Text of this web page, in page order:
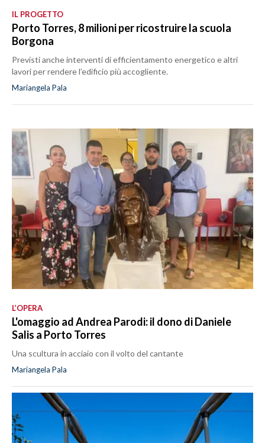
IL PROGETTO
Porto Torres, 8 milioni per ricostruire la scuola
Borgona
Previsti anche interventi di efficientamento energetico e altri
lavori per rendere l’edificio più accogliente.
Mariangela Pala
L’OPERA
L'omaggio ad Andrea Parodi: il dono di Daniele
Salis a Porto Torres
Una scultura in acciaio con il volto del cantante
Mariangela Pala